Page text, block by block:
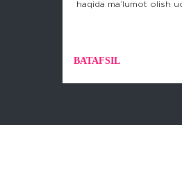
haqida ma’lumot olish
BATAFSIL